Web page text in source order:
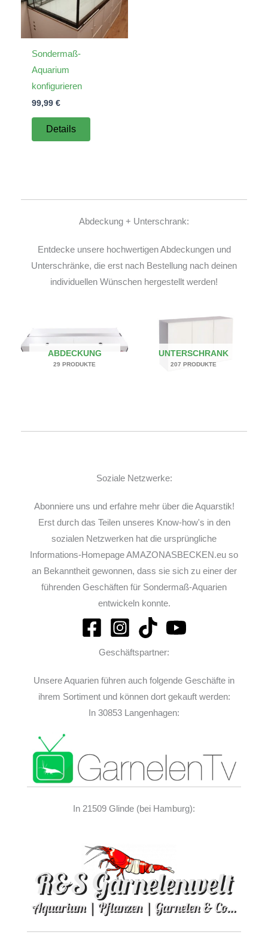
Sondermaß-
Aquarium
konfigurieren
99,99 €
Details
Abdeckung + Unterschrank:
Entdecke unsere hochwertigen Abdeckungen und
Unterschränke, die erst nach Bestellung nach deinen
individuellen Wünschen hergestellt werden!
ABDECKUNG
29 PRODUKTE
UNTERSCHRANK
207 PRODUKTE
Soziale Netzwerke:
Abonniere uns und erfahre mehr über die Aquarstik!
Erst durch das Teilen unseres Know-how's in den
sozialen Netzwerken hat die ursprüngliche
Informations-Homepage AMAZONASBECKEN.eu so
an Bekanntheit gewonnen, dass sie sich zu einer der
führenden Geschäften für Sondermaß-Aquarien
entwickeln konnte.
Geschäftspartner:
Unsere Aquarien führen auch folgende Geschäfte in
ihrem Sortiment und können dort gekauft werden:
In 30853 Langenhagen:
In 21509 Glinde (bei Hamburg):